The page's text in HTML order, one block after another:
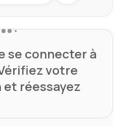
se connecter à
votre
réessayez